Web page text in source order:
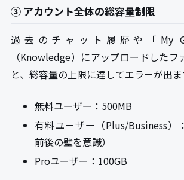
③ アカウント全体の総容量制限
過去のチャット履歴や「My
（Knowledge）にアップロードしたフ
と、総容量の上限に達してエラーが出ま
無料ユーザー：500MB
有料ユーザー（Plus/Business）
前後の壁を意識）
Proユーザー：100GB